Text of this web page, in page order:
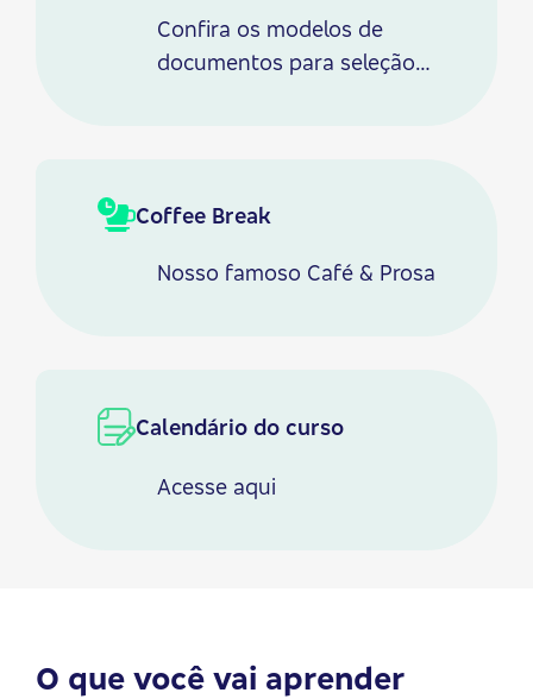
Confira os modelos de
documentos para seleção
Coffee Break
Nosso famoso Café & Prosa
Calendário do curso
Acesse aqui
O que você vai aprender